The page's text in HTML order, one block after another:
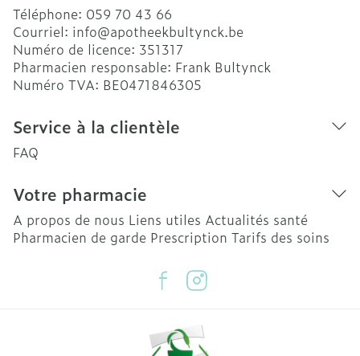
Téléphone: 059 70 43 66
Courriel: info@apotheekbultynck.be
Numéro de licence: 351317
Pharmacien responsable: Frank Bultynck
Numéro TVA: BE0471846305
Service à la clientèle
FAQ
Votre pharmacie
A propos de nous Liens utiles Actualités santé
Pharmacien de garde Prescription Tarifs des soins